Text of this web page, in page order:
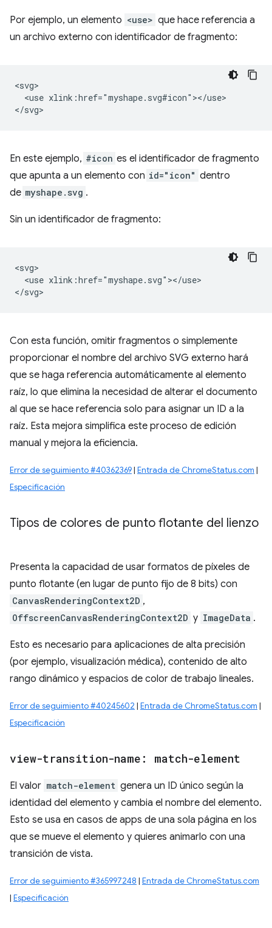
Por ejemplo, un elemento <use> que hace referencia a
un archivo externo con identificador de fragmento:
<svg>
  <use xlink:href="myshape.svg#icon"></use>
En este ejemplo, #icon es el identificador de fragmento
que apunta a un elemento con id="icon" dentro
de myshape.svg .
Sin un identificador de fragmento:
<svg>
  <use xlink:href="myshape.svg"></use>
Con esta función, omitir fragmentos o simplemente
proporcionar el nombre del archivo SVG externo hará
que se haga referencia automáticamente al elemento
raíz, lo que elimina la necesidad de alterar el documento
al que se hace referencia solo para asignar un ID a la
raíz. Esta mejora simplifica este proceso de edición
manual y mejora la eficiencia.
Error de seguimiento #40362369| Entrada de ChromeStatus.com |
Especificación
Tipos de colores de punto flotante del lienzo
Presenta la capacidad de usar formatos de píxeles de
punto flotante (en lugar de punto fijo de 8 bits) con
CanvasRenderingContext2D ,
OffscreenCanvasRenderingContext2D y ImageData .
Esto es necesario para aplicaciones de alta precisión
(por ejemplo, visualización médica), contenido de alto
rango dinámico y espacios de color de trabajo lineales.
Error de seguimiento #40245602 | Entrada de ChromeStatus.com |
Especificación
view-transition-name: match-element
El valor match-element genera un ID único según la
identidad del elemento y cambia el nombre del elemento.
Esto se usa en casos de apps de una sola página en los
que se mueve el elemento y quieres animarlo con una
transición de vista.
Error de seguimiento #365997248 | Entrada de ChromeStatus.com
| Especificación